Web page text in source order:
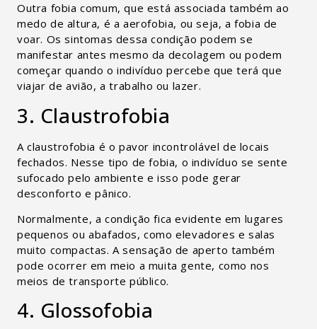
Outra fobia comum, que está associada também ao
medo de altura, é a aerofobia, ou seja, a fobia de
voar. Os sintomas dessa condição podem se
manifestar antes mesmo da decolagem ou podem
começar quando o indivíduo percebe que terá que
viajar de avião, a trabalho ou lazer.
3. Claustrofobia
A claustrofobia é o pavor incontrolável de locais
fechados. Nesse tipo de fobia, o indivíduo se sente
sufocado pelo ambiente e isso pode gerar
desconforto e pânico.
Normalmente, a condição fica evidente em lugares
pequenos ou abafados, como elevadores e salas
muito compactas. A sensação de aperto também
pode ocorrer em meio a muita gente, como nos
meios de transporte público.
4. Glossofobia